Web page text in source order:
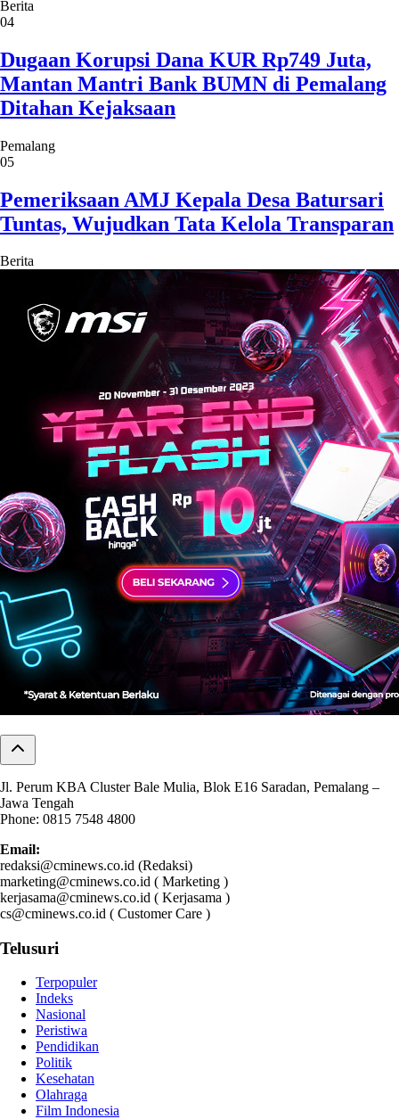
Berita
04
Dugaan Korupsi Dana KUR Rp749 Juta,
Mantan Mantri Bank BUMN di Pemalang
Ditahan Kejaksaan
Pemalang
05
Pemeriksaan AMJ Kepala Desa Batursari
Tuntas, Wujudkan Tata Kelola Transparan
Berita
Jl. Perum KBA Cluster Bale Mulia, Blok E16 Saradan, Pemalang –
Jawa Tengah
Phone: 0815 7548 4800
Email:
redaksi@cminews.co.id (Redaksi)
marketing@cminews.co.id ( Marketing )
kerjasama@cminews.co.id ( Kerjasama )
cs@cminews.co.id ( Customer Care )
Telusuri
Terpopuler
Indeks
Nasional
Peristiwa
Pendidikan
Politik
Kesehatan
Olahraga
Film Indonesia